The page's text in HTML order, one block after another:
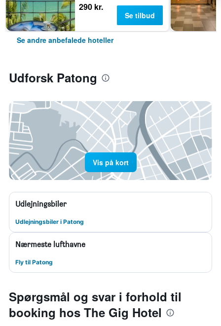
290 kr.
Se tilbud
Se andre anbefalede hoteller
Udforsk Patong
Vis på kort
Udlejningsbiler
Udlejningsbiler i Patong
Nærmeste lufthavne
Fly til Patong
Spørgsmål og svar i forhold til
booking hos The Gig Hotel